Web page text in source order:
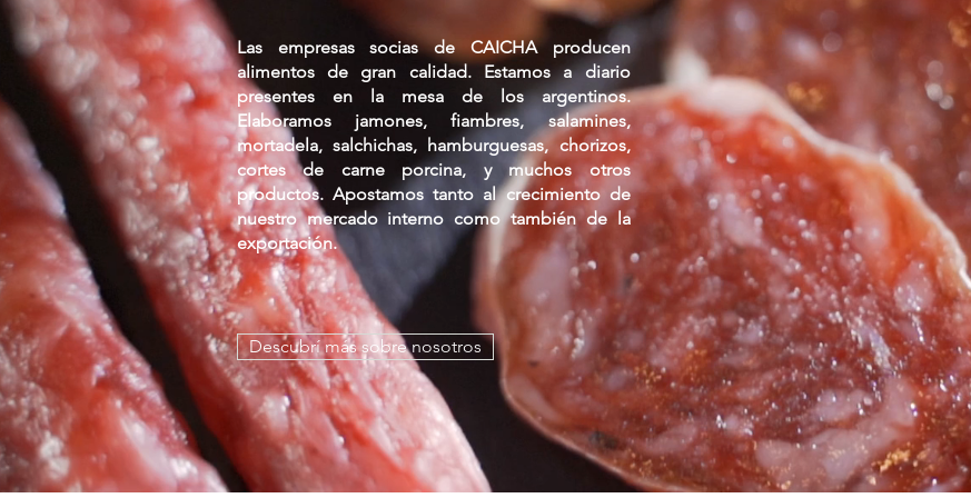
Las empresas socias de CAICHA producen
alimentos de gran calidad. Estamos a diario
presentes en la mesa de los argentinos.
Elaboramos jamones, fiambres,salamines,
mortadela, salchichas, hamburguesas, chorizos,
cortes de carne porcina, y muchos otros
productos. Apostamos tanto alcrecimientode
nuestro mercado interno como también de la
exportación.
Descubrí más sobre nosotros